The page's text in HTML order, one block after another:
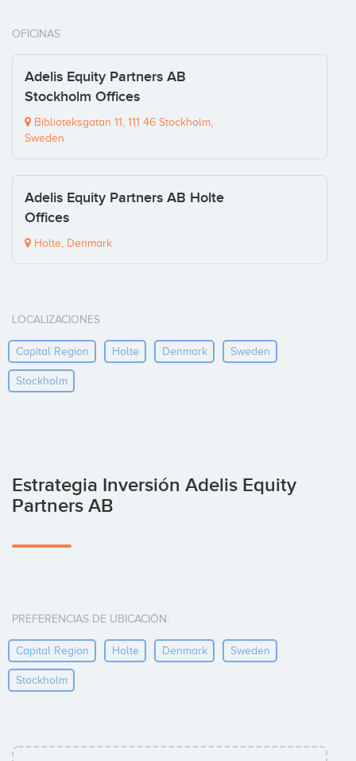
OFICINAS
Adelis Equity Partners AB
Stockholm Offices
Biblioteksgatan 11, 111 46 Stockholm,
Sweden
Adelis Equity Partners AB Holte
Offices
Holte, Denmark
LOCALIZACIONES
Capital Region Holte Denmark Sweden
Stockholm
Estrategia Inversión Adelis Equity
Partners AB
PREFERENCIAS DE UBICACIÓN:
Capital Region Holte Denmark Sweden
Stockholm